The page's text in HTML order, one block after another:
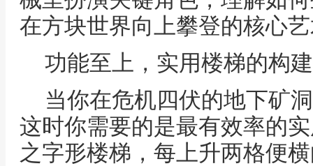
在方块世界向上攀登的核心
功能至上，实用楼梯的构
当你在危机四伏的地下矿
这时你需要的是最有效率的
之字形楼梯，每上升两格便